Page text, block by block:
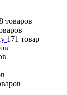
товаров
171 товар